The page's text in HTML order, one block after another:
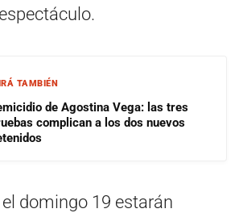
TAMBIÉN
de Agostina Vega: las tres
complican a los dos nuevos
domingo 19 estarán